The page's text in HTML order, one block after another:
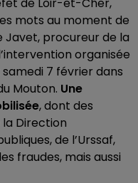
mots au moment de
Javet, procureur de la
organisée
7 février dans
Mouton. Une
, dont des
Direction
de l’Urssaf,
fraudes, mais aussi